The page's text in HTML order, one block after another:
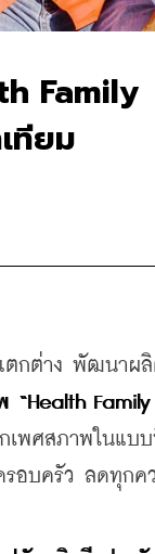
Family
ทียม
แตกต่าง พัฒนาผ
เพศสภาพในแบ
รอบครัว ลดทุกค